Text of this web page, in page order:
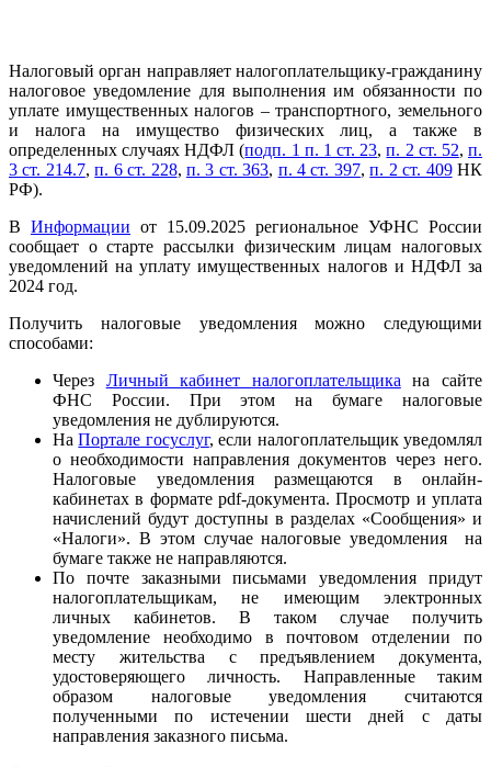
Налоговый орган направляет налогоплательщику-гражданину
налоговое уведомление для выполнения им обязанности по
уплате имущественных налогов – транспортного, земельного
и налога на имущество физических лиц, а также в
определенных случаях НДФЛ (подп. 1 п. 1 ст. 23,п. 2 ст. 52,п.
3 ст. 214.7,п. 6 ст. 228, п. 3 ст. 363, п. 4 ст. 397,п. 2 ст. 409НК
РФ).
В Информации от 15.09.2025 региональное УФНС России
сообщает о старте рассылки физическим лицам налоговых
уведомлений на уплату имущественных налогов и НДФЛ за
2024 год.
Получить налоговые уведомления можно следующими
способами:
Через Личный кабинет налогоплательщика на сайте
ФНС России. При этом на бумаге налоговые
уведомления не дублируются.
НаПортале госуслуг, если налогоплательщик уведомлял
о необходимости направления документов через него.
Налоговые уведомления размещаются в онлайн-
кабинетах в формате pdf-документа. Просмотр и уплата
начислений будут доступны в разделах «Сообщения» и
«Налоги». В этом случае налоговые уведомления на
бумаге также не направляются.
По почте заказными письмами уведомления придут
налогоплательщикам, не имеющим электронных
личных кабинетов. В таком случае получить
уведомление необходимо в почтовом отделении по
месту жительства с предъявлением документа,
удостоверяющего личность. Направленные таким
образом налоговые уведомления считаются
полученными по истечении шести дней с даты
направления заказного письма.